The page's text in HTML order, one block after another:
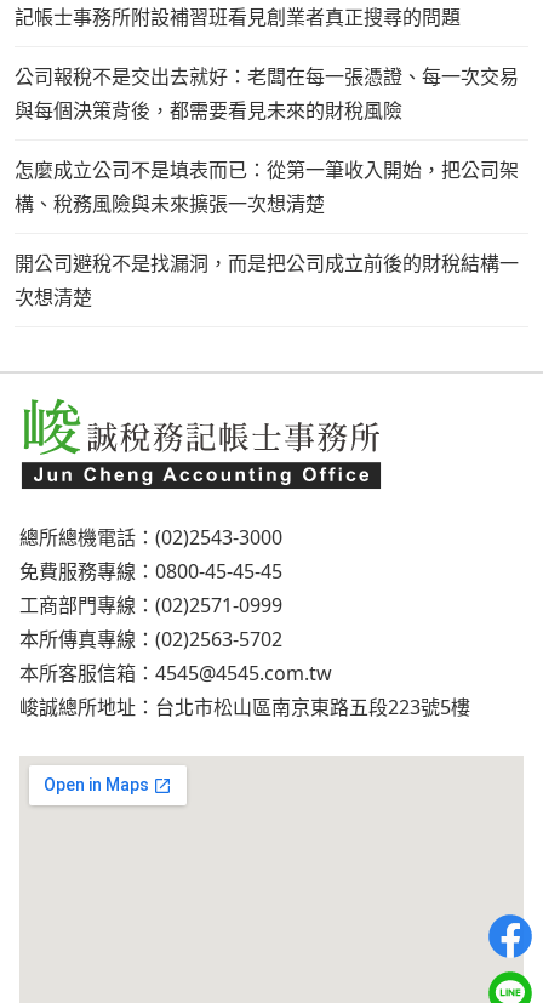
記帳士事務所附設補習班看見創業者真正搜尋的問題
公司報稅不是交出去就好：老闆在每一張憑證、每一次交易
與每個決策背後，都需要看見未來的財稅風險
怎麼成立公司不是填表而已：從第一筆收入開始，把公司架
構、稅務風險與未來擴張一次想清楚
開公司避稅不是找漏洞，而是把公司成立前後的財稅結構一
次想清楚
總所總機電話：(02)2543-3000
免費服務專線：0800-45-45-45
工商部門專線：(02)2571-0999
本所傳真專線：(02)2563-5702
本所客服信箱： 4545@4545.com.tw
峻誠總所地址：台北市松山區南京東路五段223號5樓